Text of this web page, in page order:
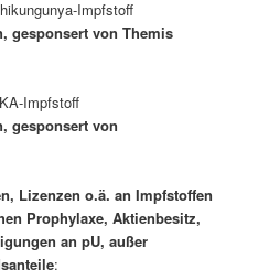
Impfstoff
gesponsert von Themis
Impfstoff
gesponsert von
Lizenzen o.ä. an Impfstoffen
Prophylaxe, Aktienbesitz,
an pU, außer
: